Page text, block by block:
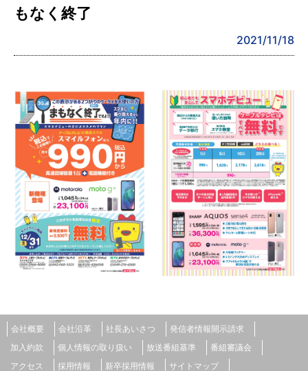
もなく終了
2021/11/18
会社概要 会社沿革 社長あいさつ
発信者情報開示請求
加入約款
個人情報の取り扱い 放送番組基準
番組審議会
アクセス
採用情報 新卒採用情報 サイトマップ